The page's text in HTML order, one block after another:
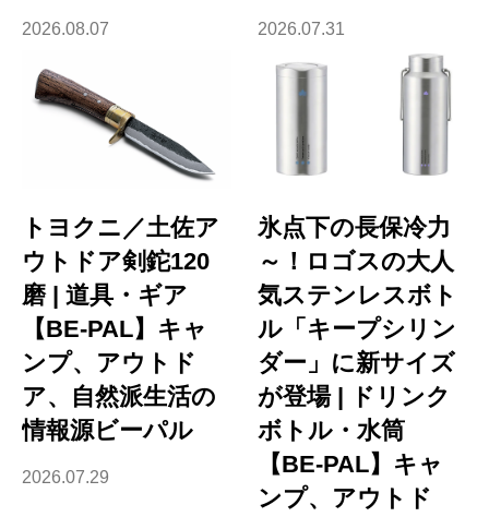
2026.08.07 2026.07.31
トヨクニ／土佐ア
ウトドア剣鉈120
磨 | 道具・ギア
【BE-PAL】キャ
ンプ、アウトド
ア、自然派生活の
情報源ビーパル
2026.07.29
氷点下の長保冷力
～！ロゴスの大人
気ステンレスボト
ル「キープシリン
ダー」に新サイズ
が登場 | ドリンク
ボトル・水筒
【BE-PAL】キャ
ンプ、アウトド